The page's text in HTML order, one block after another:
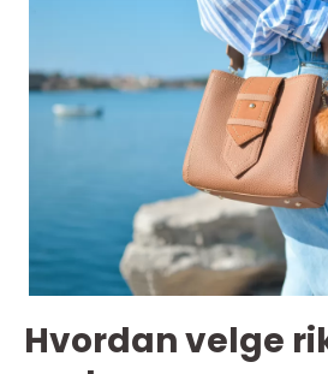
Hvordan velge